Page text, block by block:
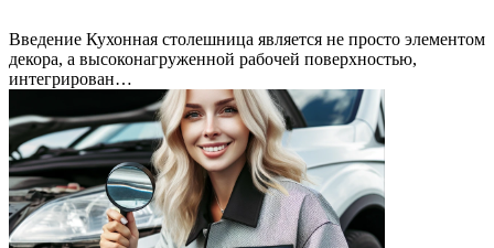
Введение Кухонная столешница является не просто элементом
декора, а высоконагруженной рабочей поверхностью,
интегрирован…